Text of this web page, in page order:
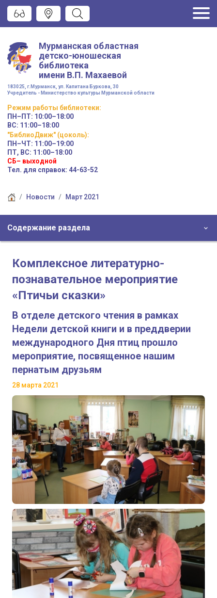
Мурманская областная
детско-юношеская
библиотека
имени В.П. Махаевой
183025, г.Мурманск, ул. Капитана Буркова, 30
Учредитель - Министерство культуры Мурманской области
Режим работы библиотеки:
ПН–ПТ: 10:00–18:00
ВС: 11:00–18:00
"БиблиоДвиж" (цоколь):
ПН–ЧТ: 11:00–19:00
ПТ, ВС: 11:00–18:00
СБ– выходной
Тел. для справок: 44-63-52
Новости Март 2021
Содержание раздела
Комплексное литературно-
познавательное мероприятие
«Птичьи сказки»
В отделе детского чтения в рамках
Недели детской книги и в преддверии
международного Дня птиц прошло
мероприятие, посвященное нашим
пернатым друзьям
28 марта 2021